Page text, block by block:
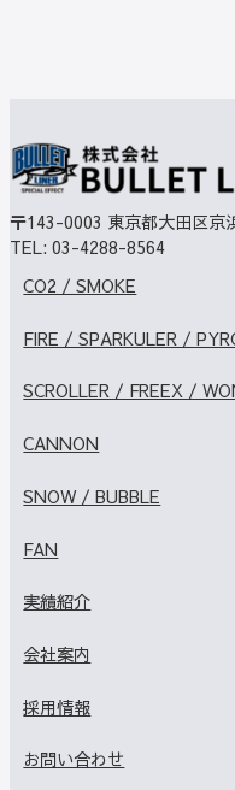
〒143-0003 東京都大田区
TEL: 03-4288-8564
CO2 / SMOKE
FIRE / SPARKULER /
SCROLLER / FREEX /
CANNON
SNOW / BUBBLE
FAN
実績紹介
会社案内
採用情報
お問い合わせ